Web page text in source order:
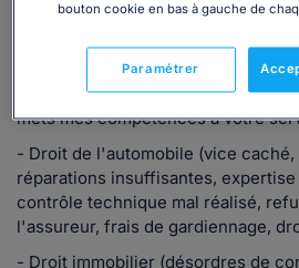
Avocat au barreau de Grenoble,
mets mes compétences à votre
- Droit de l'automobile (vice
réparations insuffisantes,
contrôle technique mal réalisé,
l'assureur, frais de gardiennage,
- Droit immobilier (désordres de
bouton cookie en bas à gauche de
Paramétrer